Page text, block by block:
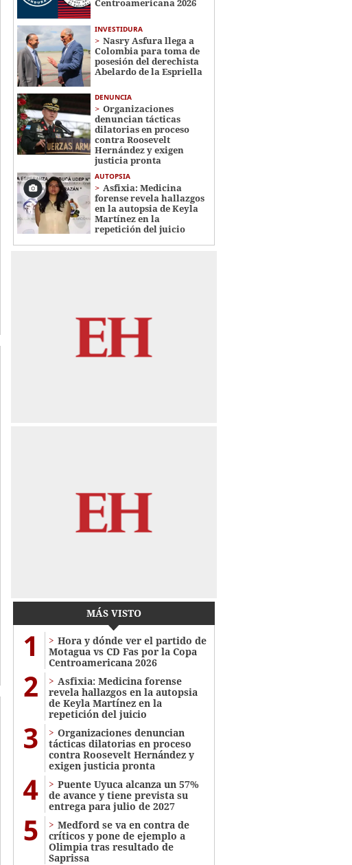
Centroamericana 2026
INVESTIDURA
Nasry Asfura llega a
Colombia para toma de
posesión del derechista
Abelardo de la Espriella
DENUNCIA
Organizaciones
denuncian tácticas
dilatorias en proceso
contra Roosevelt
Hernández y exigen
justicia pronta
AUTOPSIA
Asfixia: Medicina
forense revela hallazgos
en la autopsia de Keyla
Martínez en la
repetición del juicio
MÁS VISTO
1
Hora y dónde ver el partido de
Motagua vs CD Fas por la Copa
Centroamericana 2026
2
Asfixia: Medicina forense
revela hallazgos en la autopsia
de Keyla Martínez en la
repetición del juicio
3
Organizaciones denuncian
tácticas dilatorias en proceso
contra Roosevelt Hernández y
exigen justicia pronta
4
Puente Uyuca alcanza un 57%
de avance y tiene prevista su
entrega para julio de 2027
5
Medford se va en contra de
críticos y pone de ejemplo a
Olimpia tras resultado de
Saprissa